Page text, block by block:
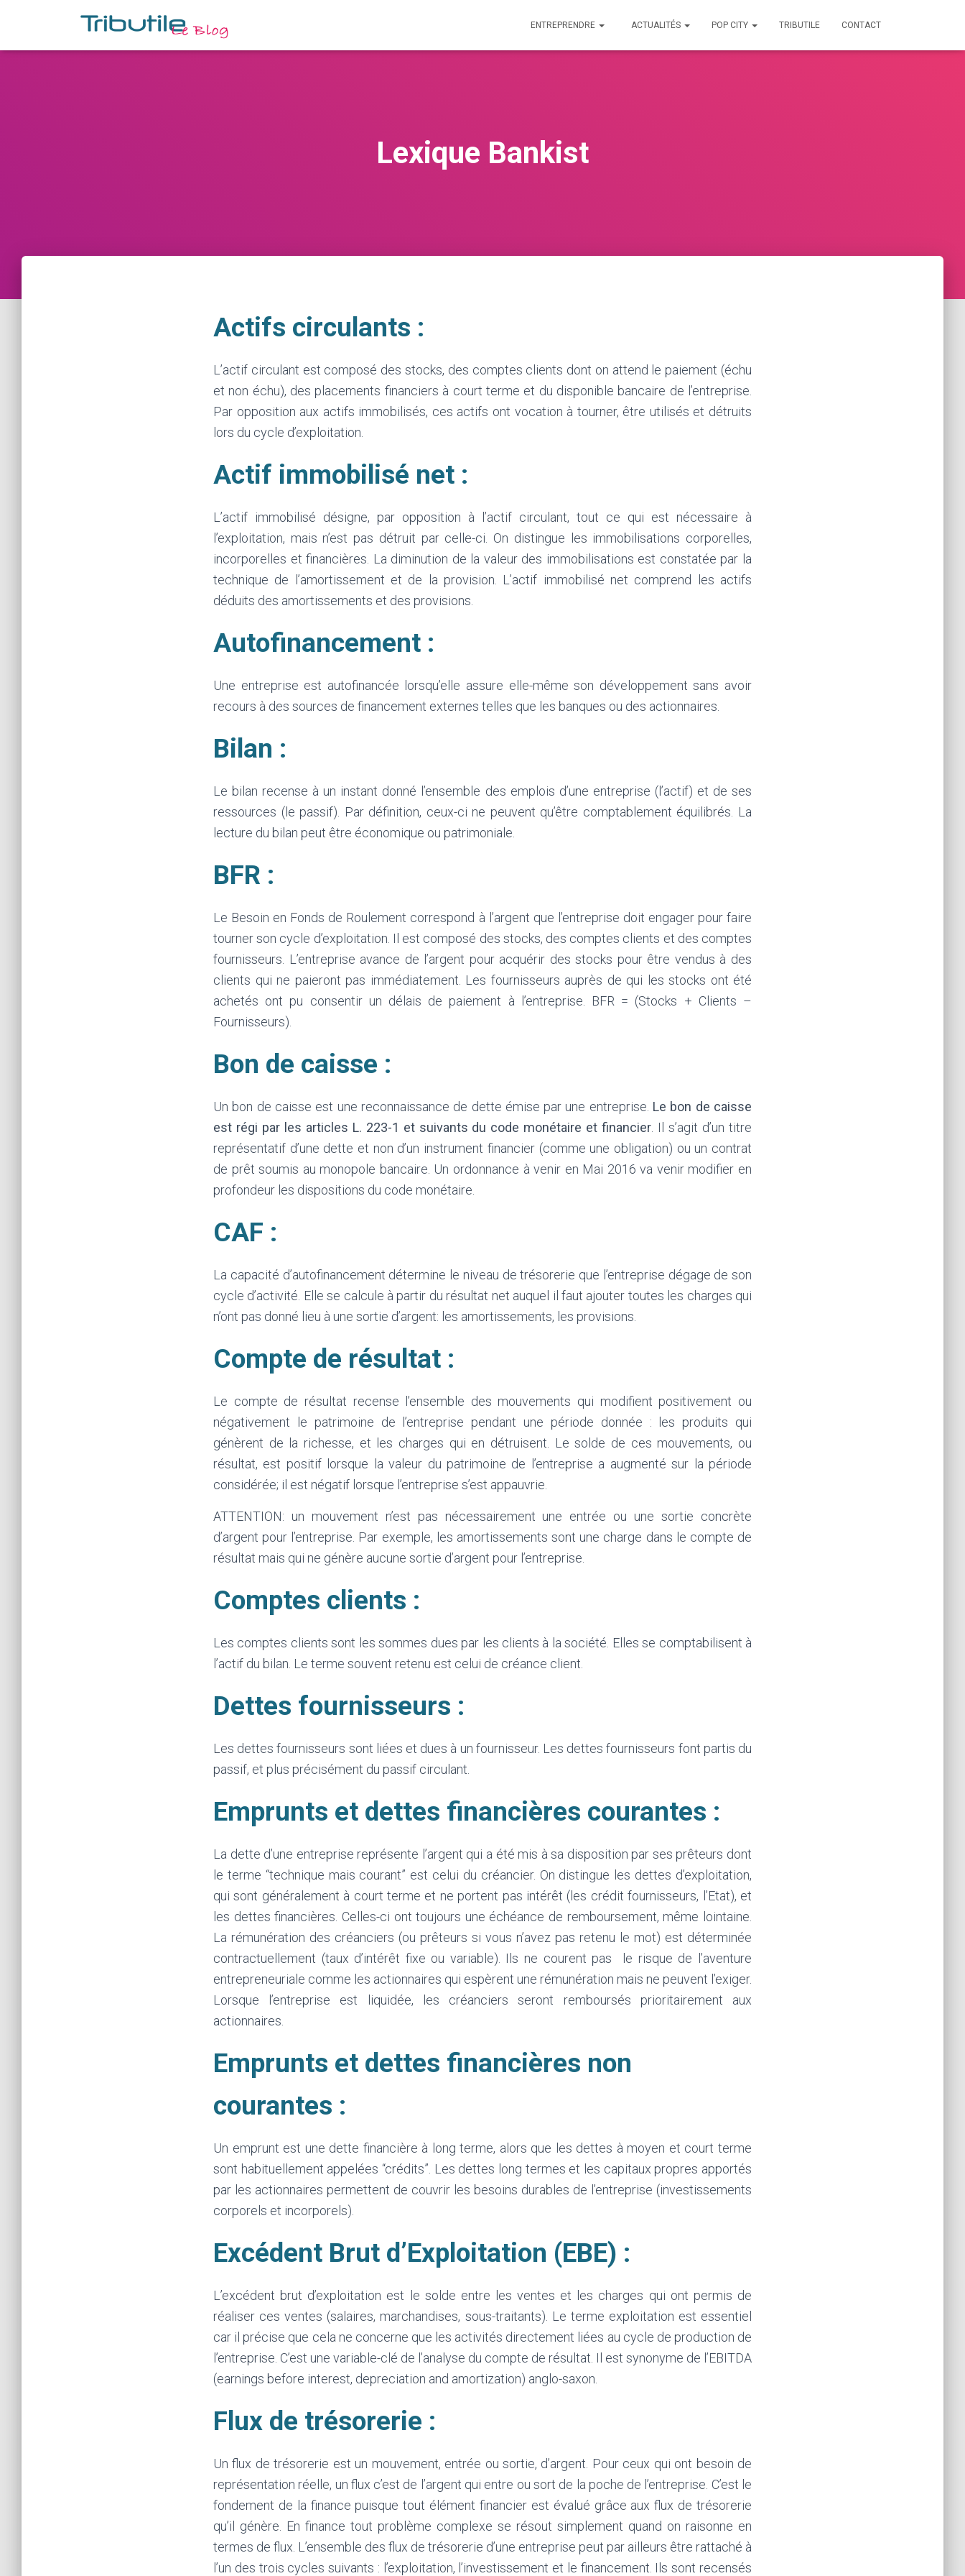
ENTREPRENDRE ACTUALITÉS POP CITY TRIBUTILE CONTACT
Lexique Bankist
Actifs circulants :
L’actif circulant est composé des stocks, des comptes clients dont on attend le paiement (échu
et non échu), des placements financiers à court terme et du disponible bancaire de l’entreprise.
Par opposition aux actifs immobilisés, ces actifs ont vocation à tourner, être utilisés et détruits
lors du cycle d’exploitation.
Actif immobilisé net :
L’actif immobilisé désigne, par opposition à l’actif circulant, tout ce qui est nécessaire à
l’exploitation, mais n’est pas détruit par celle-ci. On distingue les immobilisations corporelles,
incorporelles et financières. La diminution de la valeur des immobilisations est constatée par la
technique de l’amortissement et de la provision. L’actif immobilisé net comprend les actifs
déduits des amortissements et des provisions.
Autofinancement :
Une entreprise est autofinancée lorsqu’elle assure elle-même son développement sans avoir
recours à des sources de financement externes telles que les banques ou des actionnaires.
Bilan :
Le bilan recense à un instant donné l’ensemble des emplois d’une entreprise (l’actif) et de ses
ressources (le passif). Par définition, ceux-ci ne peuvent qu’être comptablement équilibrés. La
lecture du bilan peut être économique ou patrimoniale.
BFR :
Le Besoin en Fonds de Roulement correspond à l’argent que l’entreprise doit engager pour faire
tourner son cycle d’exploitation. Il est composé des stocks, des comptes clients et des comptes
fournisseurs. L’entreprise avance de l’argent pour acquérir des stocks pour être vendus à des
clients qui ne paieront pas immédiatement. Les fournisseurs auprès de qui les stocks ont été
achetés ont pu consentir un délais de paiement à l’entreprise. BFR = (Stocks + Clients –
Fournisseurs).
Bon de caisse :
Un bon de caisse est une reconnaissance de dette émise par une entreprise. Le bon de caisse
est régi par les articles L. 223-1 et suivants du code monétaire et financier . Il s’agit d’un titre
représentatif d’une dette et non d’un instrument financier (comme une obligation) ou un contrat
de prêt soumis au monopole bancaire. Un ordonnance à venir en Mai 2016 va venir modifier en
profondeur les dispositions du code monétaire.
CAF :
La capacité d’autofinancement détermine le niveau de trésorerie que l’entreprise dégage de son
cycle d’activité. Elle se calcule à partir du résultat net auquel il faut ajouter toutes les charges qui
n’ont pas donné lieu à une sortie d’argent: les amortissements, les provisions.
Compte de résultat :
Le compte de résultat recense l’ensemble des mouvements qui modifient positivement ou
négativement le patrimoine de l’entreprise pendant une période donnée : les produits qui
génèrent de la richesse, et les charges qui en détruisent. Le solde de ces mouvements, ou
résultat, est positif lorsque la valeur du patrimoine de l’entreprise a augmenté sur la période
considérée; il est négatif lorsque l’entreprise s’est appauvrie.
ATTENTION: un mouvement n’est pas nécessairement une entrée ou une sortie concrète
d’argent pour l’entreprise. Par exemple, les amortissements sont une charge dans le compte de
résultat mais qui ne génère aucune sortie d’argent pour l’entreprise.
Comptes clients :
Les comptes clients sont les sommes dues par les clients à la société. Elles se comptabilisent à
l’actif du bilan. Le terme souvent retenu est celui de créance client.
Dettes fournisseurs :
Les dettes fournisseurs sont liées et dues à un fournisseur. Les dettes fournisseurs font partis du
passif, et plus précisément du passif circulant.
Emprunts et dettes financières courantes :
La dette d’une entreprise représente l’argent qui a été mis à sa disposition par ses prêteurs dont
le terme “technique mais courant” est celui du créancier. On distingue les dettes d’exploitation,
qui sont généralement à court terme et ne portent pas intérêt (les crédit fournisseurs, l’Etat), et
les dettes financières. Celles-ci ont toujours une échéance de remboursement, même lointaine.
La rémunération des créanciers (ou prêteurs si vous n’avez pas retenu le mot) est déterminée
contractuellement (taux d’intérêt fixe ou variable). Ils ne courent pas le risque de l’aventure
entrepreneuriale comme les actionnaires qui espèrent une rémunération mais ne peuvent l’exiger.
Lorsque l’entreprise est liquidée, les créanciers seront remboursés prioritairement aux
actionnaires.
Emprunts et dettes financières non
courantes :
Un emprunt est une dette financière à long terme, alors que les dettes à moyen et court terme
sont habituellement appelées “crédits”. Les dettes long termes et les capitaux propres apportés
par les actionnaires permettent de couvrir les besoins durables de l’entreprise (investissements
corporels et incorporels).
Excédent Brut d’Exploitation (EBE) :
L’excédent brut d’exploitation est le solde entre les ventes et les charges qui ont permis de
réaliser ces ventes (salaires, marchandises, sous-traitants). Le terme exploitation est essentiel
car il précise que cela ne concerne que les activités directement liées au cycle de production de
l’entreprise. C’est une variable-clé de l’analyse du compte de résultat. Il est synonyme de l’EBITDA
(earnings before interest, depreciation and amortization) anglo-saxon.
Flux de trésorerie :
Un flux de trésorerie est un mouvement, entrée ou sortie, d’argent. Pour ceux qui ont besoin de
représentation réelle, un flux c’est de l’argent qui entre ou sort de la poche de l’entreprise. C’est le
fondement de la finance puisque tout élément financier est évalué grâce aux flux de trésorerie
qu’il génère. En finance tout problème complexe se résout simplement quand on raisonne en
termes de flux. L’ensemble des flux de trésorerie d’une entreprise peut par ailleurs être rattaché à
l’un des trois cycles suivants : l’exploitation, l’investissement et le financement. Ils sont recensés